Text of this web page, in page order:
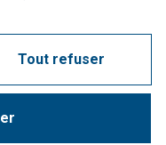
de cookies
Corporate compliance
réservés
Tout refuser